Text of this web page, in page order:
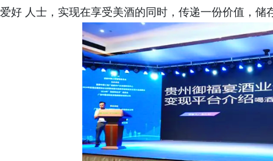
爱好 人士，实现在享受美酒的同时，传递一份价值，储